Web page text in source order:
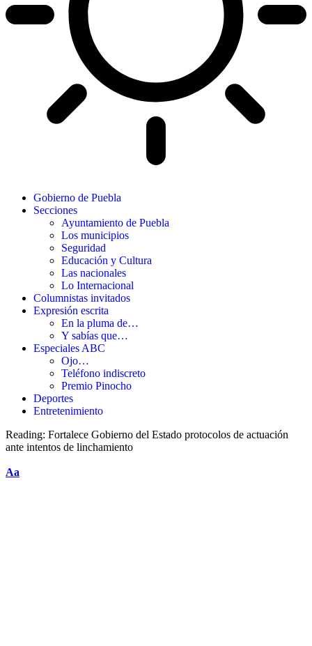
Gobierno de Puebla
Secciones
Ayuntamiento de Puebla
Los municipios
Seguridad
Educación y Cultura
Las nacionales
Lo Internacional
Columnistas invitados
Expresión escrita
En la pluma de…
Y sabías que…
Especiales ABC
Ojo…
Teléfono indiscreto
Premio Pinocho
Deportes
Entretenimiento
Reading: Fortalece Gobierno del Estado protocolos de actuación
ante intentos de linchamiento
Aa